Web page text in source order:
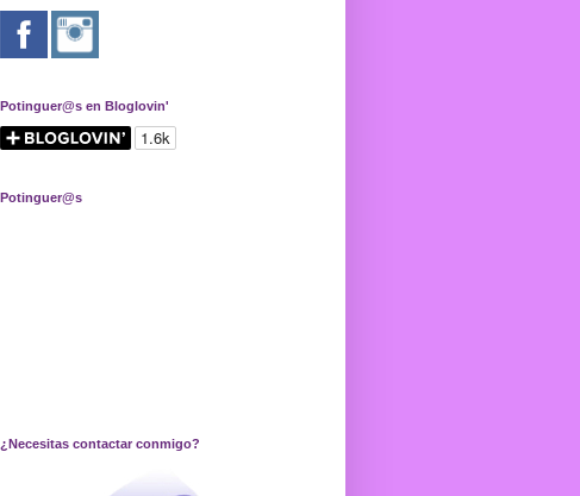
Potinguer@s en Bloglovin'
Potinguer@s
¿Necesitas contactar conmigo?